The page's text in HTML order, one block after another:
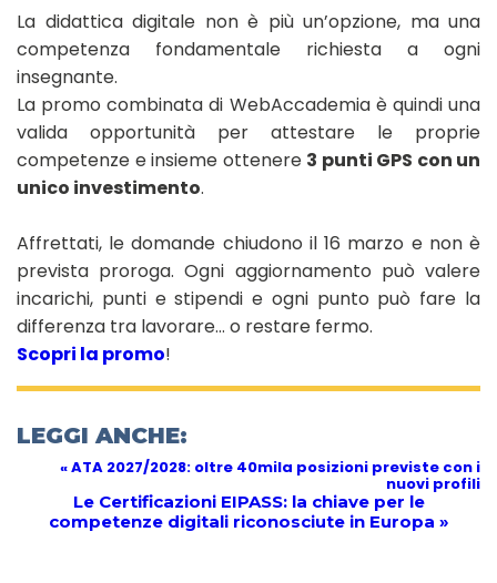
La didattica digitale non è più un’opzione, ma una
competenza fondamentale richiesta a ogni
insegnante.
La promo combinata di WebAccademia è quindi una
valida opportunità per attestare le proprie
competenze e insieme ottenere 3 punti GPS con un
unico investimento.
Affrettati, le domande chiudono il 16 marzo e non è
prevista proroga. Ogni aggiornamento può valere
incarichi, punti e stipendi e ogni punto può fare la
differenza tra lavorare… o restare fermo.
Scopri la promo!
LEGGI ANCHE:
« ATA 2027/2028: oltre 40mila posizioni previste con i
nuovi profili
Le Certificazioni EIPASS: la chiave per le
competenze digitali riconosciute in Europa »